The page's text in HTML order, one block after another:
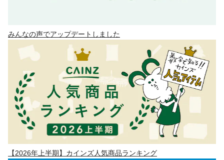
みんなの声でアップデートしました
【2026年上半期】カインズ人気商品ランキング